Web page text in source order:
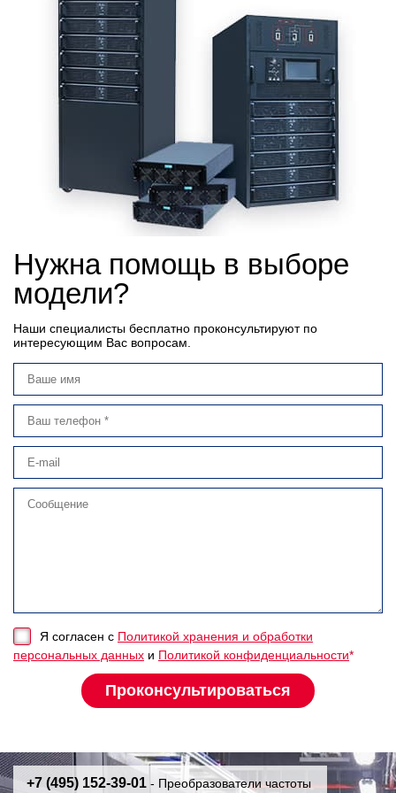
Нужна помощь в выборе
модели?
Наши специалисты бесплатно проконсультируют по
интересующим Вас вопросам.
Я согласен с Политикой хранения и обработки
персональных данных и Политикой конфиденциальности*
+7 (495) 152-39-01 - Преобразователи частоты